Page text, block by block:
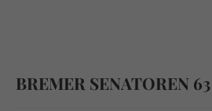
BREMER SENATOREN